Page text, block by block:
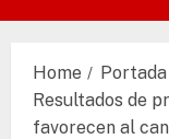
Home
Portada
Resultados de
favorecen al